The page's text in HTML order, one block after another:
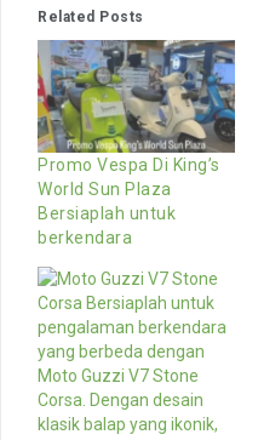
Related Posts
Promo Vespa Di King’s
World Sun Plaza
Bersiaplah untuk
berkendara